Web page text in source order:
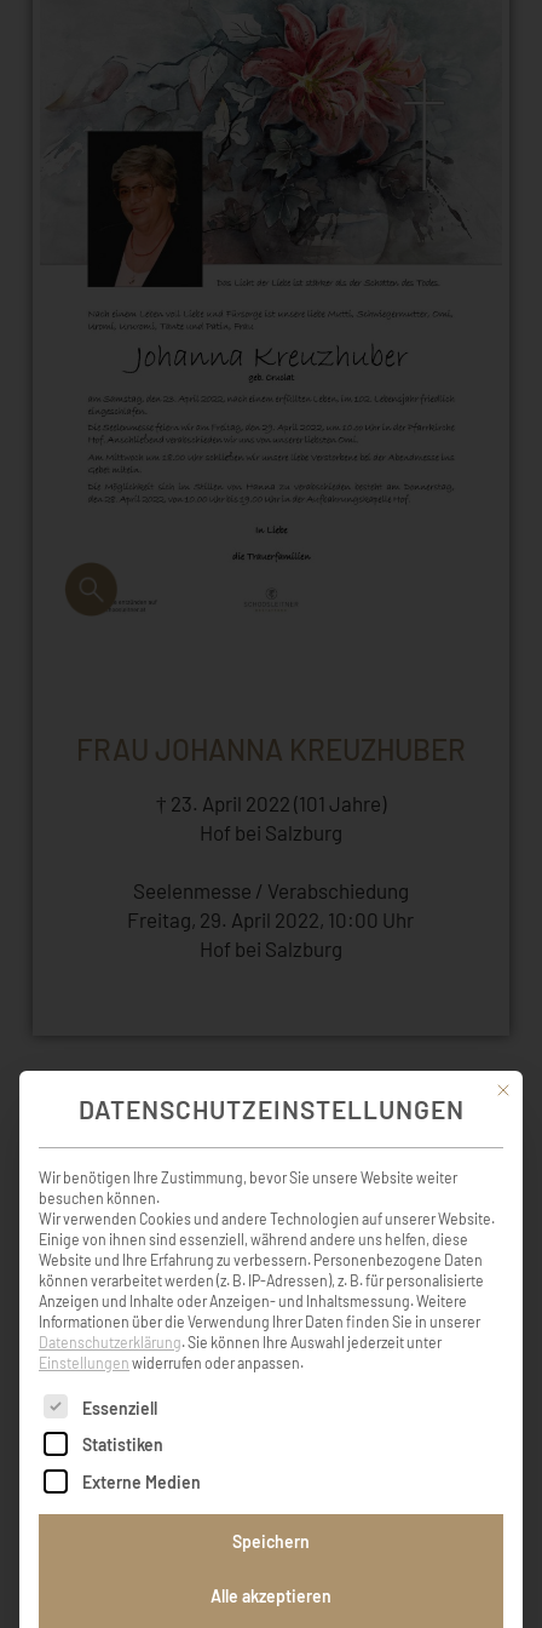
FRAU JOHANNA KREUZHUBER
† 23. April 2022 (101 Jahre)
Hof bei Salzburg
Seelenmesse / Verabschiedung
Freitag, 29. April 2022, 10:00 Uhr
Hof bei Salzburg
Liebe Oma Hanna! Wenn die Sonne des
Lebens untergeht, leuchten die Sterne der
Erinnerung! Wir werden dich nie vergessen!
Traudi und Petra
Mit
DATENSCHUTZEINSTELLUNGEN
Wir benötigen Ihre Zustimmung, bevor Sie unsere Website weiter
besuchen können.
Wir verwenden Cookies und andere Technologien auf unserer Website.
Einige von ihnen sind essenziell, während andere uns helfen, diese
Website und Ihre Erfahrung zu verbessern. Personenbezogene Daten
können verarbeitet werden (z. B. IP-Adressen), z. B. für personalisierte
Anzeigen und Inhalte oder Anzeigen- und Inhaltsmessung.Weitere
Informationen über die Verwendung Ihrer Daten finden Sie in unserer
Datenschutzerklärung.Sie können Ihre Auswahl jederzeit unter
Einstellungen widerrufen oder anpassen.
Es folgt eine Liste der Service-Gruppen, für die eine
Essenziell
Statistiken
Externe Medien
Speichern
Alle akzeptieren